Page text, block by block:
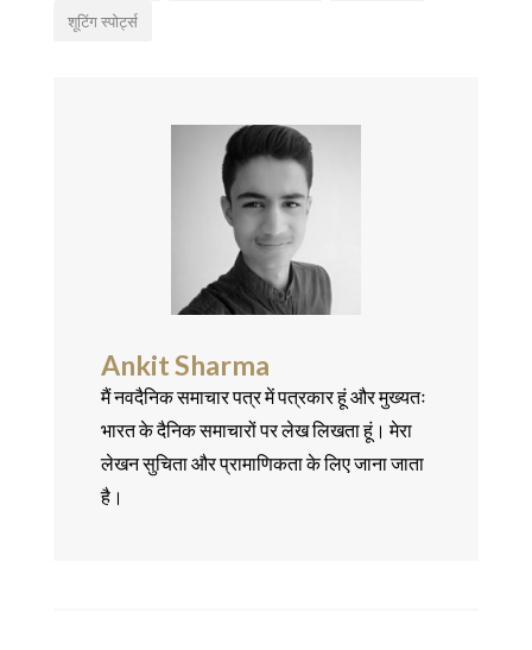
शूटिंग स्पोर्ट्स
Ankit Sharma
मैं नवदैनिक समाचार पत्र में पत्रकार हूं और मुख्यतः
भारत के दैनिक समाचारों पर लेख लिखता हूं। मेरा
लेखन सुचिता और प्रामाणिकता के लिए जाना जाता
है।